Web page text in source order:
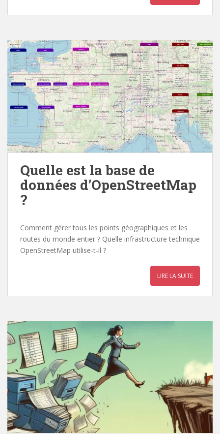
Quelle est la base de
données d’OpenStreetMap
?
Comment gérer tous les points géographiques et les
routes du monde entier ? Quelle infrastructure technique
OpenStreetMap utilise-t-il ?
LIRE LA SUITE